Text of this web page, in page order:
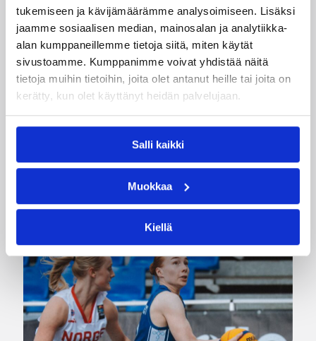
tukemiseen ja kävijämäärämme analysoimiseen. Lisäksi
jaamme sosiaalisen median, mainosalan ja analytiikka-
alan kumppaneillemme tietoja siitä, miten käytät
sivustoamme. Kumppanimme voivat yhdistää näitä
tietoja muihin tietoihin, joita olet antanut heille tai joita on
kerätty, kun olet käyttänyt heidän palvelujaan.
Salli kaikki
Muokkaa
Kiellä
Kategoriat
Maajoukkue
Maajoukkueet
Pääjuttu
Suomalaiset ulkomailla